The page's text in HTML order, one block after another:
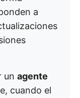
a
un agente
cuando el